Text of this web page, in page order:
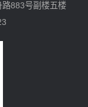
883号副楼五楼